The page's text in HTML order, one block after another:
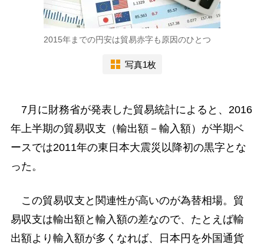
2015年までの円安は貿易赤字も原因のひとつ
写真1枚
7月に財務省が発表した貿易統計によると、2016
年上半期の貿易収支（輸出額－輸入額）が半期ベ
ースでは2011年の東日本大震災以降初の黒字とな
った。
この貿易収支と関連性が高いのが為替相場。貿
易収支は輸出額と輸入額の差なので、たとえば輸
出額より輸入額が多くなれば、日本円を外国通貨